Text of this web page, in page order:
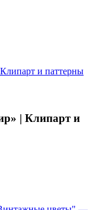
| Клипарт и